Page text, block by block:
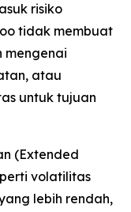
risiko
tidak membuat
mengenai
atau
untuk tujuan
(Extended
volatilitas
lebih rendah,